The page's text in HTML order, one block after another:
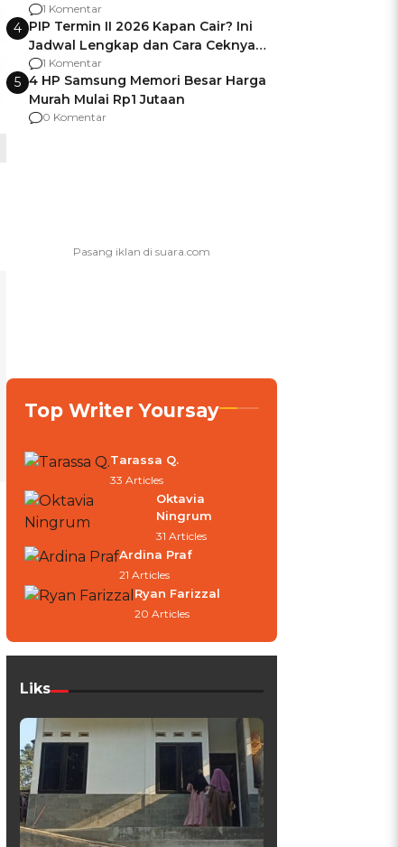
Berencana Pakai Jimat di Pakansari
1 Komentar
4 PIP Termin II 2026 Kapan Cair? Ini
Jadwal Lengkap dan Cara Ceknya
agar Dana Tidak Hangus!
1 Komentar
5 4 HP Samsung Memori Besar Harga
Murah Mulai Rp1 Jutaan
0 Komentar
Top Writer Yoursay
Tarassa Q.
33 Articles
Oktavia
Ningrum
31 Articles
Ardina Praf
21 Articles
Ryan Farizzal
20 Articles
Liks